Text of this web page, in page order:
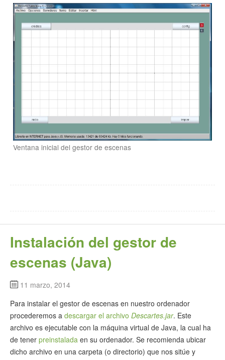
Ventana inicial del gestor de escenas
Instalación del gestor de
escenas (Java)
11 marzo, 2014
Para instalar el gestor de escenas en nuestro ordenador
procederemos a descargar el archivo Descartes.jar. Este
archivo es ejecutable con la máquina virtual de Java, la cual ha
de tener preinstalada en su ordenador. Se recomienda ubicar
dicho archivo en una carpeta (o directorio) que nos sitúe y